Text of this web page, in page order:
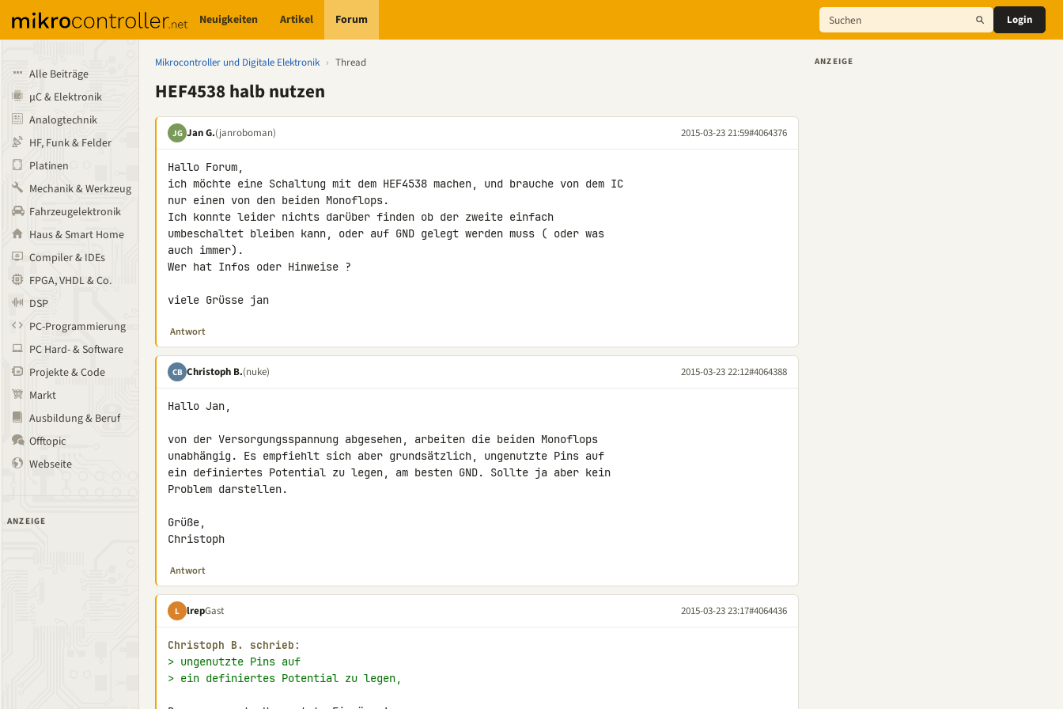
Neuigkeiten Artikel Forum Login
Alle Beiträge
µC & Elektronik
Analogtechnik
HF, Funk & Felder
Platinen
Mechanik & Werkzeug
Fahrzeugelektronik
Haus & Smart Home
Compiler & IDEs
FPGA, VHDL & Co.
DSP
PC-Programmierung
PC Hard- & Software
Projekte & Code
Markt
Ausbildung & Beruf
Offtopic
Webseite
ANZEIGE
Mikrocontroller und Digitale Elektronik › Thread
HEF4538 halb nutzen
JG Jan G.(janroboman) 2015-03-23 21:59#4064376
Hallo Forum,
ich möchte eine Schaltung mit dem HEF4538 machen, und brauche von dem IC
nur einen von den beiden Monoflops.
Ich konnte leider nichts darüber finden ob der zweite einfach
umbeschaltet bleiben kann, oder auf GND gelegt werden muss ( oder was
auch immer).
Wer hat Infos oder Hinweise ?
viele Grüsse jan
Antwort
CB Christoph B.(nuke) 2015-03-23 22:12#4064388
Hallo Jan,
von der Versorgungsspannung abgesehen, arbeiten die beiden Monoflops
unabhängig. Es empfiehlt sich aber grundsätzlich, ungenutzte Pins auf
ein definiertes Potential zu legen, am besten GND. Sollte ja aber kein
Problem darstellen.
Grüße,
Christoph
Antwort
L lrepGast 2015-03-23 23:17#4064436
Christoph B. schrieb:
> ungenutzte Pins auf
> ein definiertes Potential zu legen,
ANZEIGE